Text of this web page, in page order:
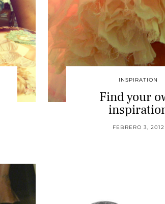
INSPIRATION
Find your
FEBRERO 3, 2012